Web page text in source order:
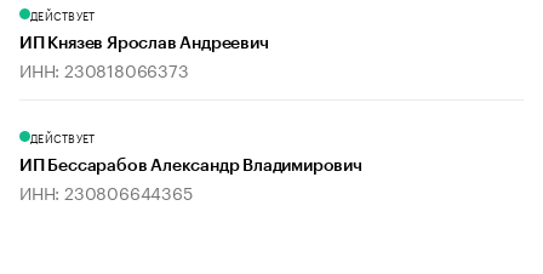
ДЕЙСТВУЕТ
ИП Князев Ярослав Андреевич
ИНН: 230818066373
ДЕЙСТВУЕТ
ИП Бессарабов Александр Владимирович
ИНН: 230806644365